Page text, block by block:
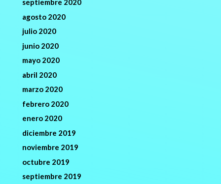
septiembre 2020
agosto 2020
julio 2020
junio 2020
mayo 2020
abril 2020
marzo 2020
febrero 2020
enero 2020
diciembre 2019
noviembre 2019
octubre 2019
septiembre 2019